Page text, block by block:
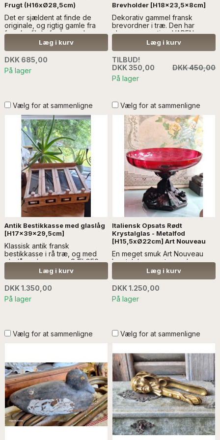
Frugt (H16xØ28,5cm)
Det er sjældent at finde de
originale, og rigtig gamle fra
franske fil de fer kurve...Læs
mere SÆLGES UDEN
DEKORATION
Læg i kurv
DKK 685,00
På lager
Brevholder [H18x23,5x8cm]
Dekorativ gammel fransk
brevordner i træ. Den har
charme og patina. VAREN
SÆLGES UDEN DEKORATION
Læg i kurv
TILBUD!
DKK 350,00
DKK 450,00
På lager
Vælg for at sammenligne
Antik Bestikkasse med glaslåg
[H17x39x29,5cm]
Klassisk antik fransk
bestikkasse i rå træ, og med
glaslåger..Læs mere SÆLGES
UDEN ANEN DEKORATION
Læg i kurv
DKK 1.350,00
På lager
Vælg for at sammenligne
Italiensk Opsats Rødt
Krystalglas - Metalfod
[H15,5xØ22cm] Art Nouveau
En meget smuk Art Nouveau
krystalglas opsats, med en
metalfod, der er dekoreret
med roser...Læs mere SÆLGES
UDEN ANDEN DEKORATION
Læg i kurv
DKK 1.250,00
På lager
Vælg for at sammenligne Vælg for at sammenligne